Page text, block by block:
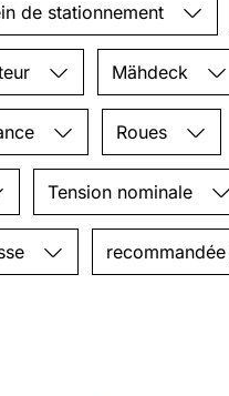
de stationnement
Mähdeck
Roues
Tension nominale